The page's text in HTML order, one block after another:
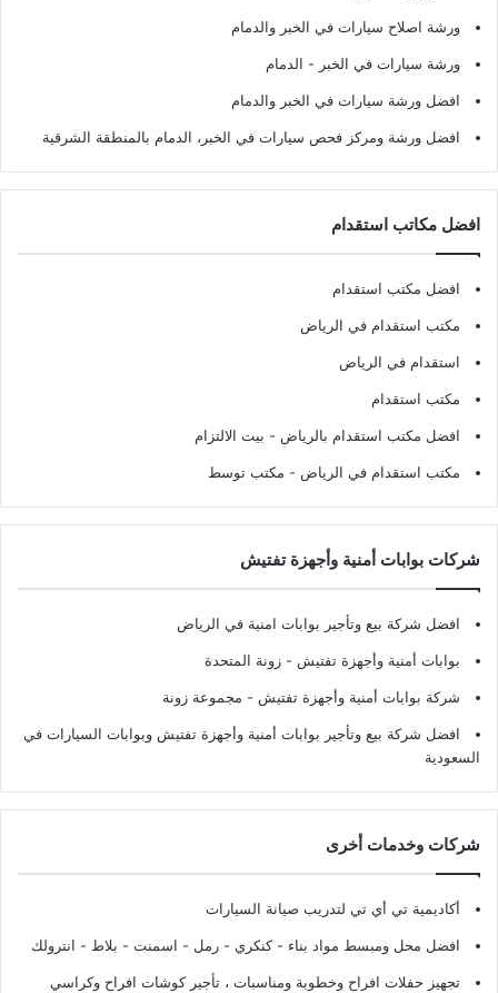
ورشة اصلاح سيارات في الخبر والدمام
ورشة سيارات في الخبر - الدمام
افضل ورشة سيارات في الخبر والدمام
افضل ورشة ومركز فحص سيارات في الخبر، الدمام بالمنطقة الشرقية
افضل مكاتب استقدام
افضل مكتب استقدام
مكتب استقدام في الرياض
استقدام في الرياض
مكتب استقدام
افضل مكتب استقدام بالرياض - بيت الالتزام
مكتب استقدام في الرياض - مكتب توسط
شركات بوابات أمنية وأجهزة تفتيش
افضل شركة بيع وتأجير بوابات امنية في الرياض
بوابات أمنية وأجهزة تفتيش - زونة المتحدة
شركة بوابات أمنية وأجهزة تفتيش - مجموعة زونة
افضل شركة بيع وتأجير بوابات أمنية وأجهزة تفتيش وبوابات السيارات في
السعودية
شركات وخدمات أخرى
أكاديمية تي أي تي لتدريب صيانة السيارات
افضل محل ومبسط مواد بناء - كنكري - رمل - اسمنت - بلاط - انترولك
تجهيز حفلات افراح وخطوبة ومناسبات ، تأجير كوشات افراح وكراسي